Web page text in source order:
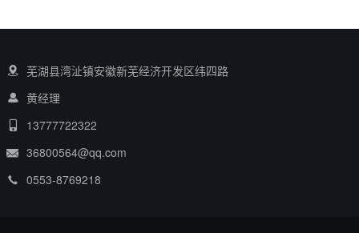
芜湖县湾沚镇安徽新芜经济开发区纬四路
黄经理
13777722322
36800564@qq.com
0553-8769218